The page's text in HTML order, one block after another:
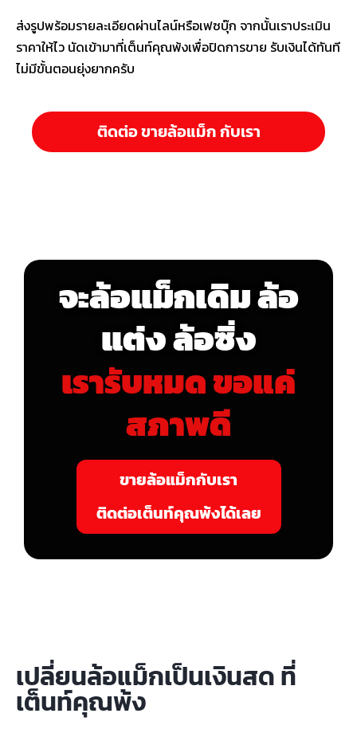
ส่งรูปพร้อมรายละเอียดผ่านไลน์หรือเฟซบุ๊ก จากนั้นเราประเมิน
ราคาให้ไว นัดเข้ามาที่เต็นท์คุณพ้งเพื่อปิดการขาย รับเงินได้ทันที
ไม่มีขั้นตอนยุ่งยากครับ
ติดต่อ ขายล้อแม็ก กับเรา
จะล้อแม็กเดิม ล้อ
แต่ง ล้อซิ่ง
เรารับหมด ขอแค่
สภาพดี
ขายล้อแม็กกับเรา
ติดต่อเต็นท์คุณพ้งได้เลย
เปลี่ยนล้อแม็กเป็นเงินสด ที่
เต็นท์คุณพ้ง